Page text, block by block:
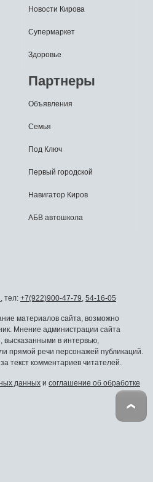
Новости Кирова
Супермаркет
Здоровье
Партнеры
Объявления
Семья
Под Ключ
Первый городской
Навигатор Киров
АБВ автошкола
, тел: +7(922)900-47-79 54-16-05
материалов сайта, возможно
Мнение администрации сайта
высказанными в интервью,
прямой речи персонажей публикаций.
текст комментариев читателей.
данных и соглашение об обработке